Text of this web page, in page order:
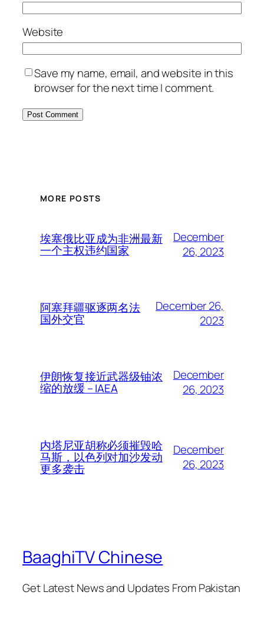
Website
Save my name, email, and website in this
browser for the next time I comment.
MORE POSTS
埃塞俄比亚成为非洲最新
一个主权违约国家
December
26, 2023
阿塞拜疆驱逐两名法
国外交官
December 26,
2023
伊朗恢复接近武器级铀浓
缩的放缓 – IAEA
December
26, 2023
内塔尼亚胡称必须摧毁哈
马斯，以色列对加沙发动
更多袭击
December
26, 2023
BaaghiTV Chinese
Get Latest News and Updates From Pakistan